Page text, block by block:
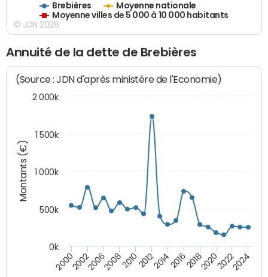
Brebières
Moyenne nationale
Moyenne villes de 5 000 à 10 000 habitants
© JDN 2026
Annuité de la dette de Brebières
Montants (€)
(Source : JDN d'après ministère de l'Economie)
200020022006200820102012201420162018202020222024
0k
500k
1 000k
1 500k
2 000k